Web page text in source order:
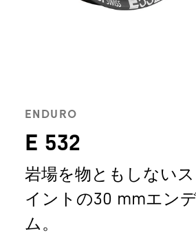
ENDURO
E 532
岩場を物ともしない
イントの30 mmエン
ム。